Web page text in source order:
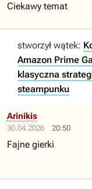
Ciekawy temat
stworzył wątek:
Amazon Prime
klasyczna
steampunku
30.04.2026 20:50
Arinikis
Fajne gierki